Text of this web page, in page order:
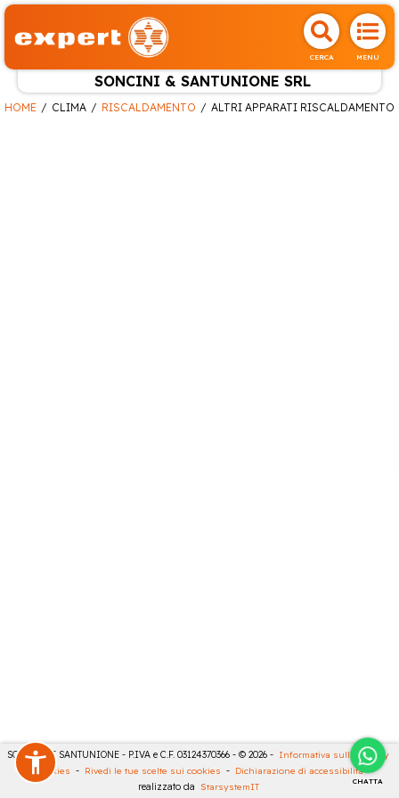
CERCA MENU
SONCINI & SANTUNIONE SRL
CHATTA
HOME CLIMA RISCALDAMENTO ALTRI APPARATI RISCALDAMENTO
SONCINI E SANTUNIONE - P.IVA e C.F. 03124370366 - © 2026 - Informativa sulla privacy
Cookies - Rivedi le tue scelte sui cookies - Dichiarazione di accessibilità -
realizzato da StarsystemIT